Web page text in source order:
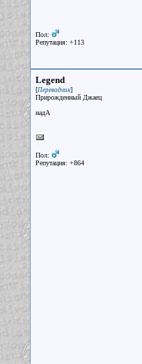
Пол:
Репутация: +113
Legend
[Переводчик]
Прирожденный Джаец
надА
Пол:
Репутация: +864